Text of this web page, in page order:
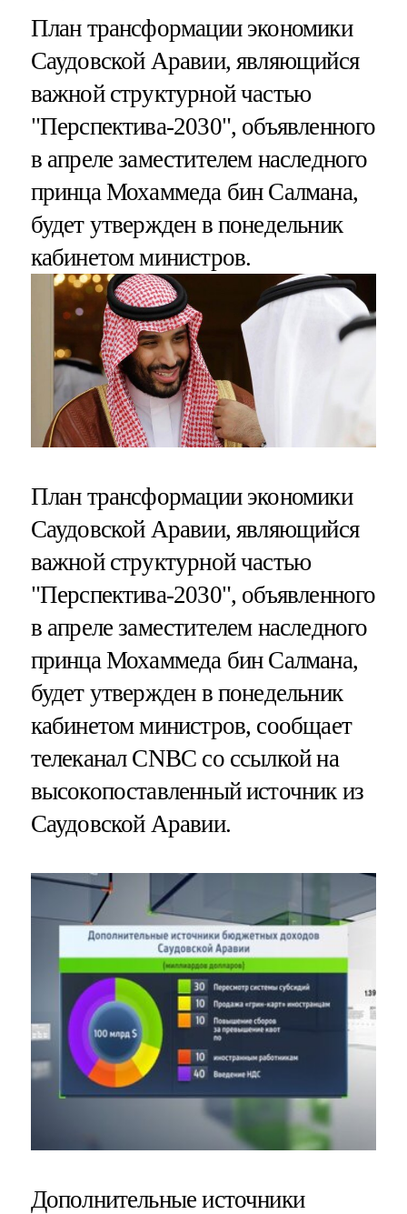
План трансформации экономики
Саудовской Аравии, являющийся
важной структурной частью
"Перспектива-2030", объявленного
в апреле заместителем наследного
принца Мохаммеда бин Салмана,
будет утвержден в понедельник
кабинетом министров.
План трансформации экономики
Саудовской Аравии, являющийся
важной структурной частью
"Перспектива-2030", объявленного
в апреле заместителем наследного
принца Мохаммеда бин Салмана,
будет утвержден в понедельник
кабинетом министров, сообщает
телеканал CNBC со ссылкой на
высокопоставленный источник из
Саудовской Аравии.
Дополнительные источники